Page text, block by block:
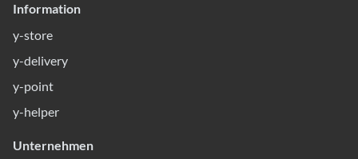
Information
y-store
y-delivery
y-point
y-helper
Unternehmen